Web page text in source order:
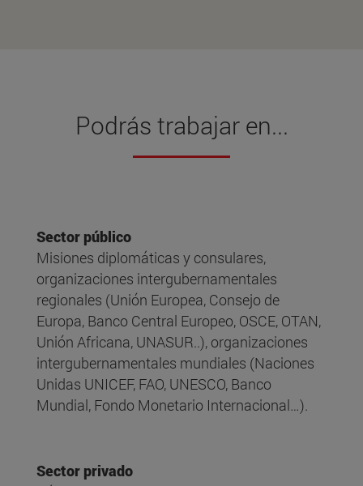
Podrás trabajar en...
Sector público
Misiones diplomáticas y consulares,
organizaciones intergubernamentales
regionales (Unión Europea, Consejo de
Europa, Banco Central Europeo, OSCE, OTAN,
Unión Africana, UNASUR..), organizaciones
intergubernamentales mundiales (Naciones
Unidas UNICEF, FAO, UNESCO, Banco
Mundial, Fondo Monetario Internacional…).
Sector privado